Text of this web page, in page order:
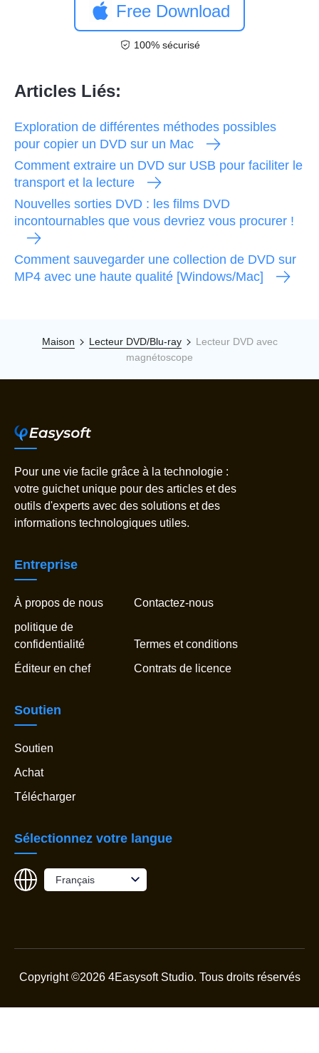
Free Download
100% sécurisé
Articles Liés:
Exploration de différentes méthodes possibles
pour copier un DVD sur un Mac
Comment extraire un DVD sur USB pour faciliter le
transport et la lecture
Nouvelles sorties DVD : les films DVD
incontournables que vous devriez vous procurer !
Comment sauvegarder une collection de DVD sur
MP4 avec une haute qualité [Windows/Mac]
Maison Lecteur DVD/Blu-ray
Lecteur DVD avec
magnétoscope
Pour une vie facile grâce à la technologie :
votre guichet unique pour des articles et des
outils d'experts avec des solutions et des
informations technologiques utiles.
Entreprise
À propos de nous
Contactez-nous
politique de
confidentialité
Termes et conditions
Éditeur en chef
Contrats de licence
Soutien
Soutien
Achat
Télécharger
Sélectionnez votre langue
Français
Copyright ©2026 4Easysoft Studio. Tous droits réservés